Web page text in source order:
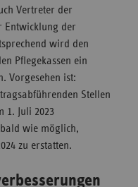
Vertreter der
Entwicklung der
wird den
Pflegekassen ein
Vorgesehen ist:
Stellen
1. Juli 2023
wie möglich,
zu erstatten.